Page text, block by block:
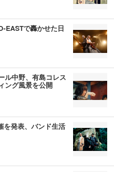
EASTで轟かせた日
ル中野、有島コレス
ング風景を公開
を発表、バンド生活